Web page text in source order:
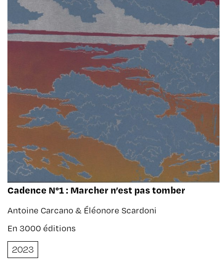
Cadence N°1 : Marcher n’est pas tomber
Antoine Carcano & Éléonore Scardoni
En 3000 éditions
2023